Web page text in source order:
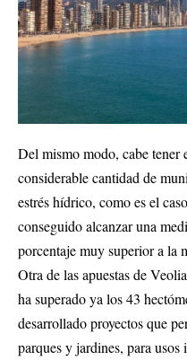
Del mismo modo, cabe tener
considerable cantidad de
estrés hídrico, como es el
conseguido alcanzar una
porcentaje muy superior a la
Otra de las apuestas de
ha superado ya los 43
desarrollado proyectos que
parques y jardines, para